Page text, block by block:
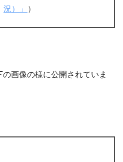
況）」
）
画像の様に公開されていま